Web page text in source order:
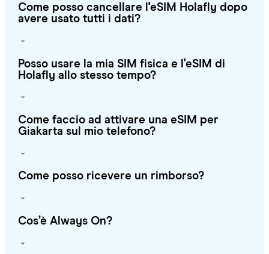
Come posso cancellare l'eSIM Holafly dopo
avere usato tutti i dati?
Posso usare la mia SIM fisica e l'eSIM di
Holafly allo stesso tempo?
Come faccio ad attivare una eSIM per
Giakarta sul mio telefono?
Come posso ricevere un rimborso?
Cos’è Always On?